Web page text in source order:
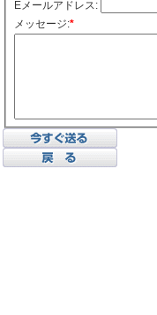
Eメールアドレス:
メッセージ:*